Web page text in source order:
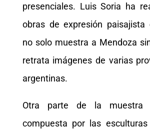
presenciales. Luis Soria ha
obras de expresión paisajista
no solo muestra a Mendoza
retrata imágenes de varias
argentinas.
Otra parte de la muestra
compuesta por las